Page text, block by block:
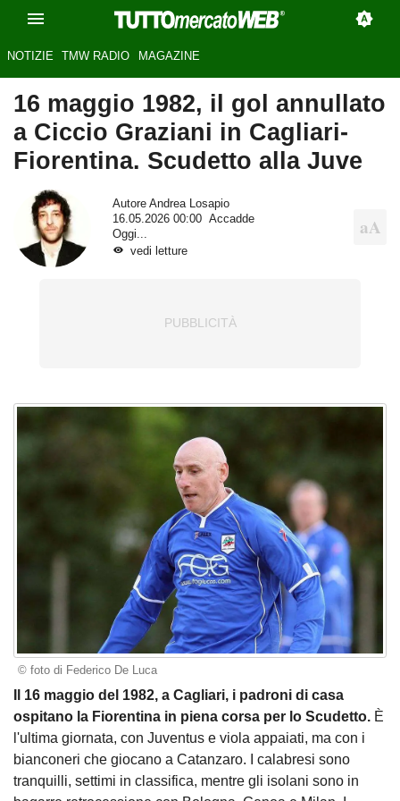
NOTIZIE TMW RADIO MAGAZINE
16 maggio 1982, il gol annullato
a Ciccio Graziani in Cagliari-
Fiorentina. Scudetto alla Juve
Autore Andrea Losapio
16.05.2026 00:00
Accadde
Oggi...
vedi letture
© foto di Federico De Luca
Il 16 maggio del 1982, a Cagliari, i padroni di casa
ospitano la Fiorentina in piena corsa per lo Scudetto. È
l'ultima giornata, con Juventus e viola appaiati, ma con i
bianconeri che giocano a Catanzaro. I calabresi sono
tranquilli, settimi in classifica, mentre gli isolani sono in